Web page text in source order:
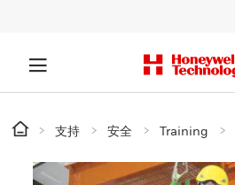
支持 安全 Training